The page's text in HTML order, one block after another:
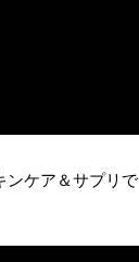
ンケア＆サプリで